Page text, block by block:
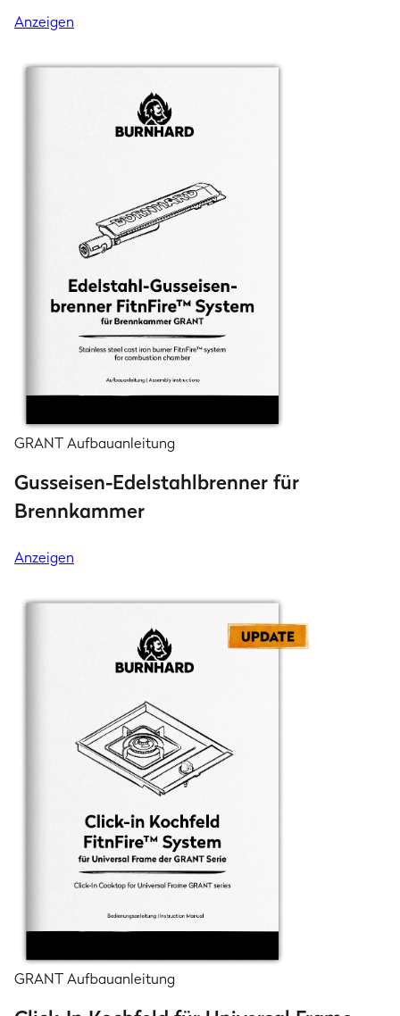
Anzeigen
GRANT Aufbauanleitung
Gusseisen-Edelstahlbrenner für
Brennkammer
Anzeigen
GRANT Aufbauanleitung